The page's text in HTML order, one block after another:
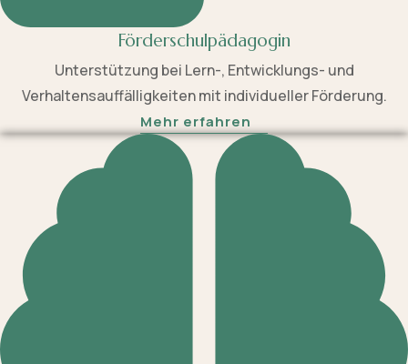
Förderschulpädagogin
Unterstützung bei Lern-, Entwicklungs- und
Verhaltensauffälligkeiten mit individueller Förderung.
Mehr erfahren